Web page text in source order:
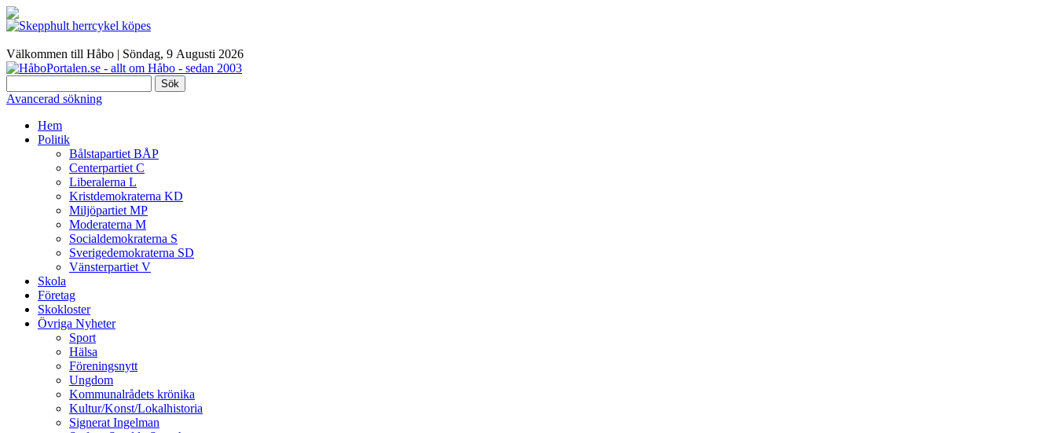
Välkommen till Håbo | Söndag, 9 Αugusti 2026
Sök
Avancerad sökning
Hem
Politik
Bålstapartiet BÅP
Centerpartiet C
Liberalerna L
Kristdemokraterna KD
Miljöpartiet MP
Moderaterna M
Socialdemokraterna S
Sverigedemokraterna SD
Vänsterpartiet V
Skola
Företag
Skokloster
Övriga Nyheter
Sport
Hälsa
Föreningsnytt
Ungdom
Kommunalrådets krönika
Kultur/Konst/Lokalhistoria
Signerat Ingelman